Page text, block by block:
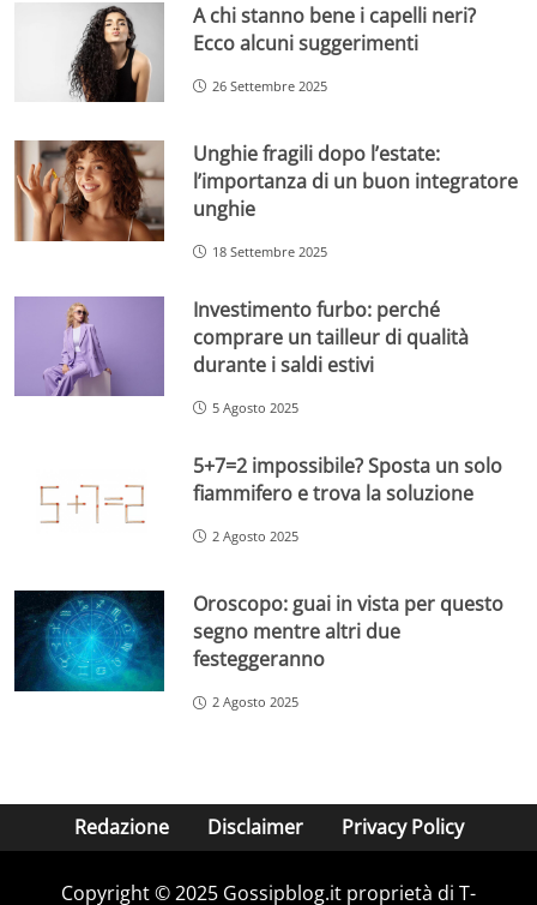
A chi stanno bene i capelli neri?
Ecco alcuni suggerimenti
26 Settembre 2025
Unghie fragili dopo l’estate:
l’importanza di un buon integratore
unghie
18 Settembre 2025
Investimento furbo: perché
comprare un tailleur di qualità
durante i saldi estivi
5 Agosto 2025
5+7=2 impossibile? Sposta un solo
fiammifero e trova la soluzione
2 Agosto 2025
Oroscopo: guai in vista per questo
segno mentre altri due
festeggeranno
2 Agosto 2025
Redazione Disclaimer Privacy Policy
Copyright © 2025 Gossipblog.it proprietà di T-